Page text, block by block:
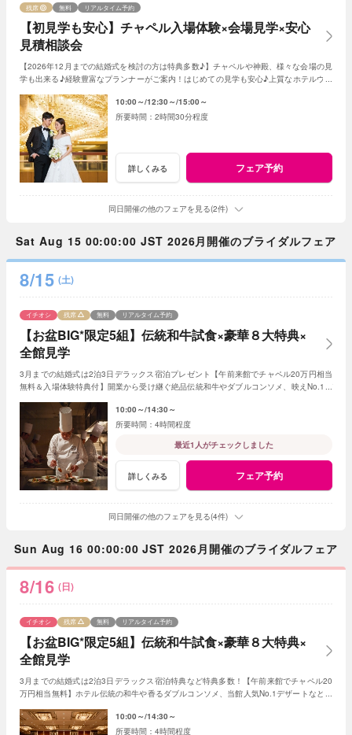
【初見学も安心】チャペル入場体験×会場見学×安心
見積相談会
残席 無料 リアルタイム予約
【2026年12月までの結婚式を検討の方は特典多数♪】チャペルや神殿、様々な会場の見
学も出来る♪経験豊富なプランナーがご案内！はじめての見学も安心♪上質なホテルウエ
10:00～ 12:30～ 15:00～
2時間30分程度
詳しくみる フェア予約
同日開催の他のフェアを見る(2件)
Sat Aug 15 00:00:00 JST 2026月開催のブライダルフェア
8/15 (土)
【お盆BIG*限定5組】伝統和牛試食×豪華８大特典×
全館見学
イチオシ 残席 無料 リアルタイム予約
3月までの結婚式は2泊3日デラックス宿泊プレゼント【午前来館でチャペル20万円相当
無料＆入場体験特典付】開業から受け継ぐ絶品伝統和牛やダブルコンソメ、映えNo.1デ
10:00～ 14:30～
4時間程度
最近1人がチェックしました
詳しくみる フェア予約
同日開催の他のフェアを見る(4件)
Sun Aug 16 00:00:00 JST 2026月開催のブライダルフェア
8/16 (日)
【お盆BIG*限定5組】伝統和牛試食×豪華８大特典×
全館見学
イチオシ 残席 無料 リアルタイム予約
3月までの結婚式は2泊3日デラックス宿泊特典など特典多数！【午前来館でチャペル20
万円相当無料】ホテル伝統の和牛や香るダブルコンソメ、当館人気No.1デザートなど贅
10:00～ 14:30～
4時間程度